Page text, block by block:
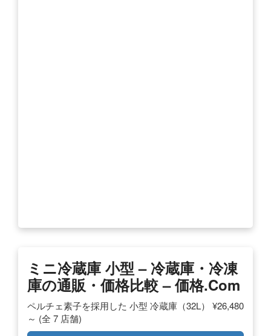
ミニ冷蔵庫 小型 – 冷蔵庫・冷凍
庫の通販・価格比較 – 価格.com
ペルチェ素子を採用した 小型 冷蔵庫（32L） ¥26,480
～ (全 7 店舗)